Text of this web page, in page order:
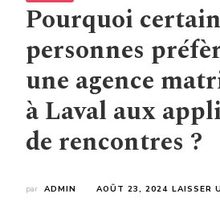
Pourquoi
personnes
une agence
à Laval aux
de rencontres ?
par ADMIN AOÛT 23, 2024 LAISSER